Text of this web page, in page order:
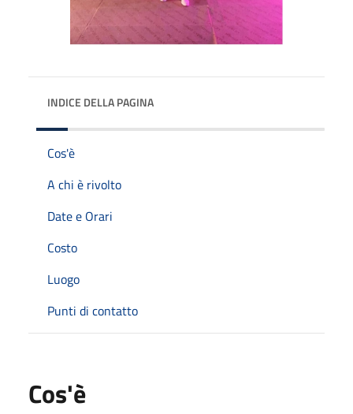
INDICE DELLA PAGINA
Cos'è
A chi è rivolto
Date e Orari
Costo
Luogo
Punti di contatto
Cos'è